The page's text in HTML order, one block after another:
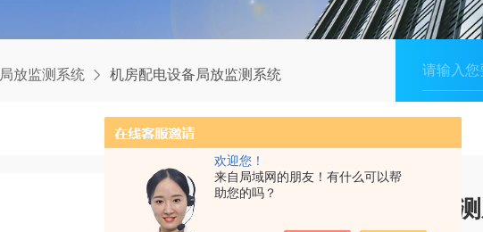
欢迎您！
来自局域网的朋友！有什么可以帮
助您的吗？
局放监测系统 机房配电设备局放监测系统
机房配电设备局放监